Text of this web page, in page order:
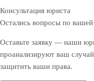
Консультация юриста
Остались вопросы по вашей
Оставьте заявку — наши
проанализируют ваш
защитить ваши права.